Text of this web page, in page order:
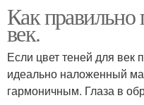
Как правильно
век.
Если цвет теней для век
идеально наложенный
гармоничным. Глаза в